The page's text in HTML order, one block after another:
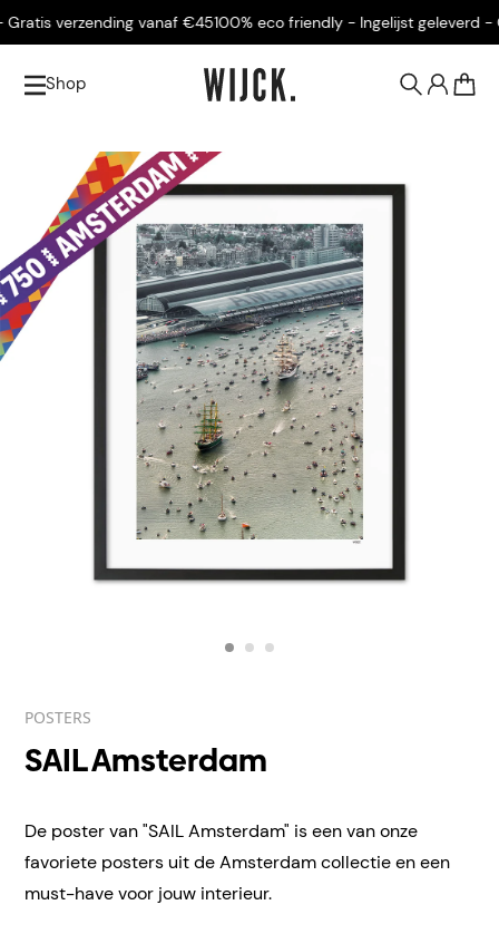
verzending vanaf €45100% eco friendly - Ingelijst geleverd -
Shop
POSTERS
SAIL Amsterdam
De poster van "SAIL Amsterdam" is een van onze
favoriete posters uit de Amsterdam collectie en een
must-have voor jouw interieur.